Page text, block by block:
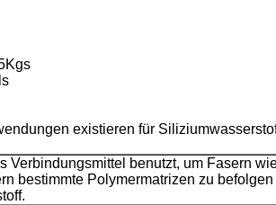
existieren für
Verbindungsmittel benutzt, um Fasern
bestimmte Polymermatrizen zu befolgen